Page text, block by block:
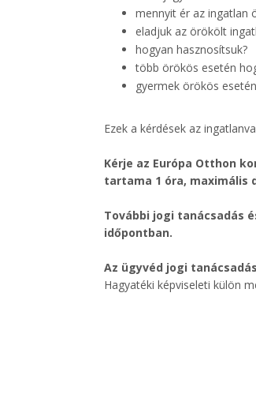
mennyit ér az ingatlan
eladjuk az örökölt
hogyan hasznosítsuk?
több örökös esetén
gyermek örökös
Ezek a kérdések az
Kérje az Európa Otthon
tartama 1 óra,
További jogi tanácsadás
időpontban.
Az ügyvéd jogi
Hagyatéki képviseleti külön